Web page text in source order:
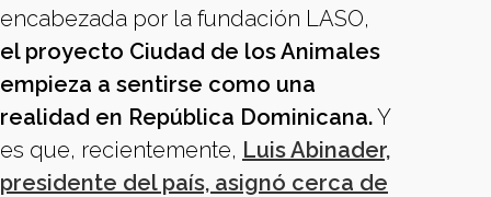
encabezada por la fundación LASO,
el proyecto Ciudad de los Animales
empieza a sentirse como una
realidad en República Dominicana.Y
es que, recientemente, Luis Abinader,
presidente del país, asignó cerca de